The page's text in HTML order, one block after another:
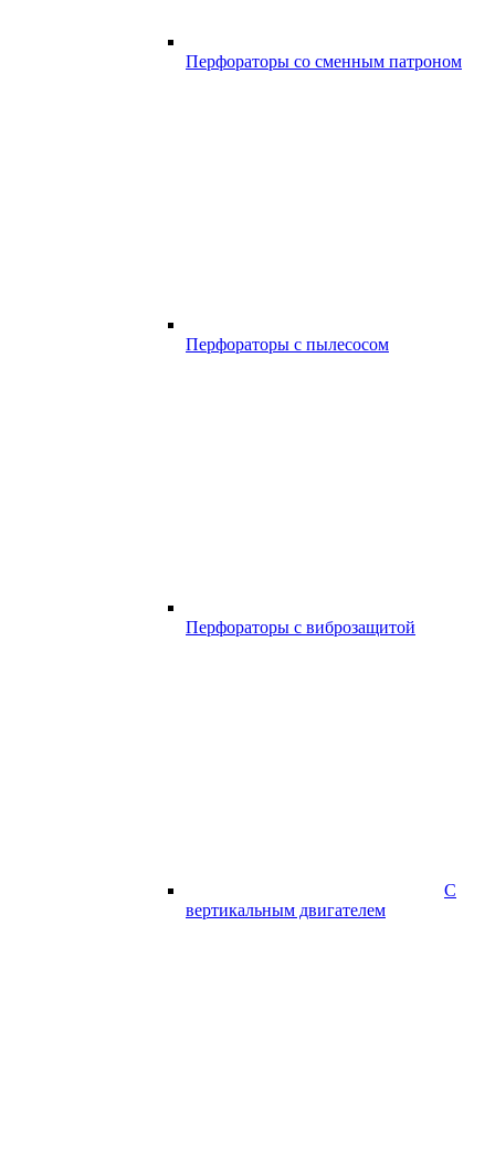
Перфораторы со сменным патроном
Перфораторы с пылесосом
Перфораторы с виброзащитой
С
вертикальным двигателем